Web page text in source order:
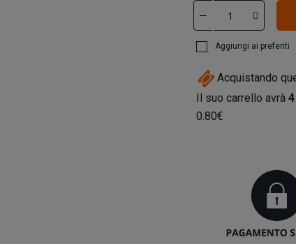
Aggiungi ai preferiti
Acquistando
Il suo carrello avrà 4
0.80€